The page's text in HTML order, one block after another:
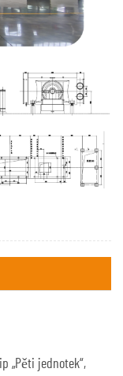
„Pěti jednotek“,